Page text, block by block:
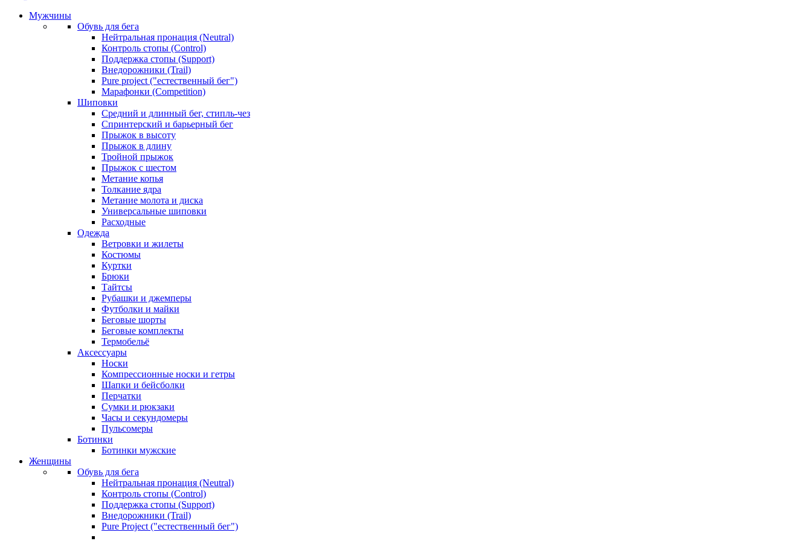
Мужчины
Обувь для бега
Нейтральная пронация (Neutral)
Контроль стопы (Control)
Поддержка стопы (Support)
Внедорожники (Trail)
Pure project ("естественный бег")
Марафонки (Competition)
Шиповки
Средний и длинный бег, стипль-чез
Cпринтерский и барьерный бег
Прыжок в высоту
Прыжок в длину
Тройной прыжок
Прыжок с шестом
Метание копья
Толкание ядра
Метание молота и диска
Универсальные шиповки
Расходные
Одежда
Ветровки и жилеты
Костюмы
Куртки
Брюки
Тайтсы
Рубашки и джемперы
Футболки и майки
Беговые шорты
Беговые комплекты
Термобельё
Аксессуары
Носки
Компрессионные носки и гетры
Шапки и бейсболки
Перчатки
Сумки и рюкзаки
Часы и секундомеры
Пульсомеры
Ботинки
Ботинки мужские
Женщины
Обувь для бега
Нейтральная пронация (Neutral)
Контроль стопы (Control)
Поддержка стопы (Support)
Внедорожники (Trail)
Pure Project ("естественный бег")